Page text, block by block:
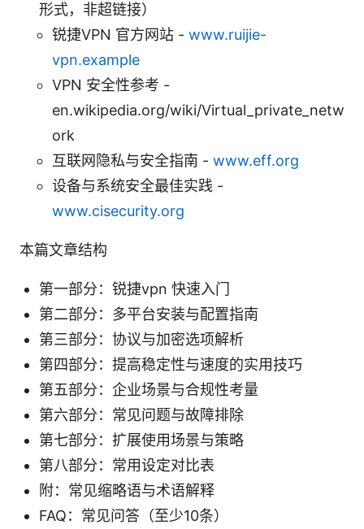
形式，非超链接）
锐捷VPN 官方网站 - www.ruijie-
vpn.example
VPN 安全性参考 -
en.wikipedia.org/wiki/Virtual_private_netw
ork
互联网隐私与安全指南 - www.eff.org
设备与系统安全最佳实践 -
www.cisecurity.org
本篇文章结构
第一部分：锐捷vpn 快速入门
第二部分：多平台安装与配置指南
第三部分：协议与加密选项解析
第四部分：提高稳定性与速度的实用技巧
第五部分：企业场景与合规性考量
第六部分：常见问题与故障排除
第七部分：扩展使用场景与策略
第八部分：常用设定对比表
附：常见缩略语与术语解释
FAQ：常见问答（至少10条）